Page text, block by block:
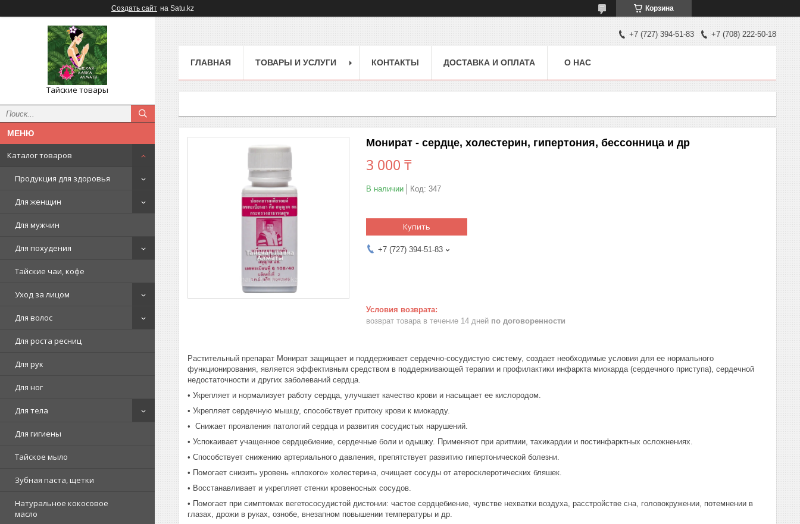
Создать сайт на Satu.kz Корзина
Тайские товары
Каталог товаров
Продукция для здоровья
Для женщин
Для мужчин
Для похудения
Тайские чаи, кофе
Уход за лицом
Для волос
Для роста ресниц
Для рук
Для ног
Для тела
Для гигиены
Тайское мыло
Зубная паста, щетки
Натуральное кокосовое
масло
+7 (727) 394-51-83 +7 (708) 222-50-18
ГЛАВНАЯ ТОВАРЫ И УСЛУГИ КОНТАКТЫ ДОСТАВКА И ОПЛАТА О НАС
Монират - сердце, холестерин, гипертония, бессонница и др
3 000 ₸
В наличии Код: 347
Купить
+7 (727) 394-51-83
возврат товара в течение 14 дней по договоренности
Растительный препарат Монират защищает и поддерживает сердечно-сосудистую систему, создает необходимые условия для ее нормального
функционирования, является эффективным средством в поддерживающей терапии и профилактики инфаркта миокарда (сердечного приступа), сердечной
недостаточности и других заболеваний сердца.
• Укрепляет и нормализует работу сердца, улучшает качество крови и насыщает ее кислородом.
• Укрепляет сердечную мышцу, способствует притоку крови к миокарду.
• Снижает проявления патологий сердца и развития сосудистых нарушений.
• Успокаивает учащенное сердцебиение, сердечные боли и одышку. Применяют при аритмии, тахикардии и постинфарктных осложнениях.
• Способствует снижению артериального давления, препятствует развитию гипертонической болезни.
• Помогает снизить уровень «плохого» холестерина, очищает сосуды от атеросклеротических бляшек.
• Восстанавливает и укрепляет стенки кровеносных сосудов.
• Помогает при симптомах вегетососудистой дистонии: частое сердцебиение, чувстве нехватки воздуха, расстройстве сна, головокружении, потемнении в
глазах, дрожи в руках, ознобе, внезапном повышении температуры и др.